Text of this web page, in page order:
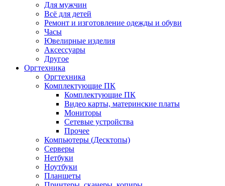
Для мужчин
Всё для детей
Ремонт и изготовление одежды и обуви
Часы
Ювелирные изделия
Аксессуары
Другое
Оргтехника
Оргтехника
Комплектующие ПК
Комплектующие ПК
Видео карты, материнские платы
Мониторы
Сетевые устройства
Прочее
Компьютеры (Десктопы)
Серверы
Нетбуки
Ноутбуки
Планшеты